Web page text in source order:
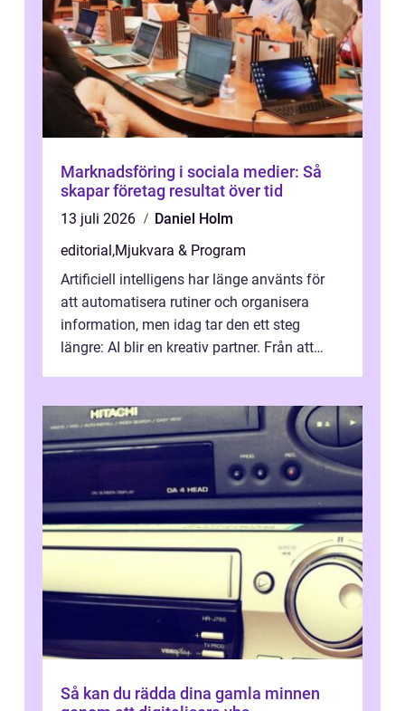
Marknadsföring i sociala medier: Så
skapar företag resultat över tid
13 juli 2026
Daniel Holm
editorial,Mjukvara & Program
Artificiell intelligens har länge använts för
att automatisera rutiner och organisera
information, men idag tar den ett steg
längre: AI blir en kreativ partner. Från att
Så kan du rädda dina gamla minnen